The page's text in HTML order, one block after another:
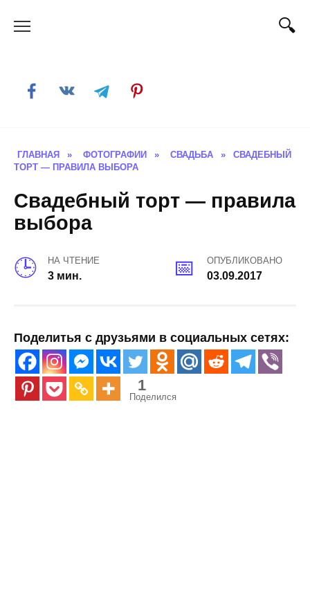
ГЛАВНАЯ » ФОТОГРАФИИ » СВАДЬБА »
СВАДЕБНЫЙ
ТОРТ — ПРАВИЛА ВЫБОРА
Свадебный торт — правила
выбора
НА ЧТЕНИЕ
3 мин.
ОПУБЛИКОВАНО
03.09.2017
Поделитья с друзьями в социальных сетях:
1
Поделился